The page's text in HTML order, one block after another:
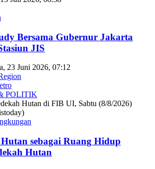
Bersama Gubernur Jakarta
JIS
23 Juni 2026, 07:12
POLITIK
sebagai Ruang Hidup
Hutan